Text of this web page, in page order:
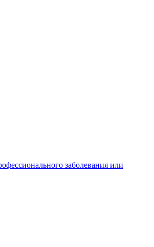
заболевания или